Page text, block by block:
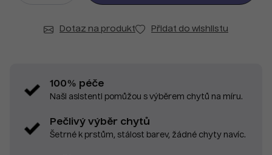
Dotaz na produkt Přidat do wishlistu
100% péče
Naši asistenti pomůžou s výběrem chytů na míru.
Pečlivý výběr chytů
Šetrné k prstům, stálost barev, žádné chyty navíc.